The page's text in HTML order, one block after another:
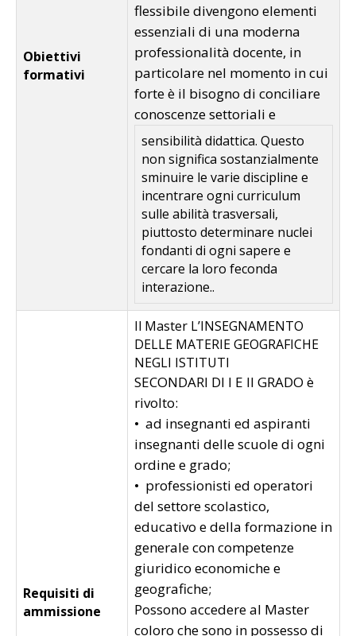
Obiettivi
formativi
flessibile divengono elementi
essenziali di una moderna
professionalità docente, in
particolare nel momento in cui
forte è il bisogno di conciliare
conoscenze settoriali e
sensibilità didattica. Questo
non significa sostanzialmente
sminuire le varie discipline e
incentrare ogni curriculum
sulle abilità trasversali,
piuttosto determinare nuclei
fondanti di ogni sapere e
cercare la loro feconda
interazione..
Requisiti di
ammissione
Il Master L’INSEGNAMENTO
DELLE MATERIE GEOGRAFICHE
NEGLI ISTITUTI
SECONDARI DI I E II GRADO è
rivolto:
• ad insegnanti ed aspiranti
insegnanti delle scuole di ogni
ordine e grado;
• professionisti ed operatori
del settore scolastico,
educativo e della formazione in
generale con competenze
giuridico economiche e
geografiche;
Possono accedere al Master
coloro che sono in possesso di